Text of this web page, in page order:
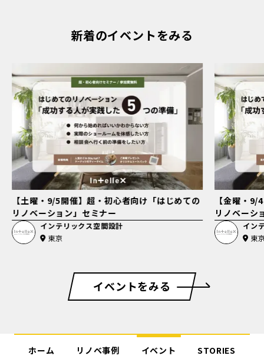
新着のイベントをみる
【土曜・9/5開催】超・初心者向け「はじめての
リノベーション」セミナー
インテリックス空間設計
東京
【金曜・
リノベーシ
イン
東
イベントをみる
ホーム リノベ事例 イベント STORIES